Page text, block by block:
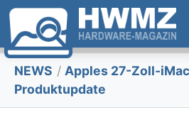
NEWS / Apples 27-Zoll-
Produktupdate